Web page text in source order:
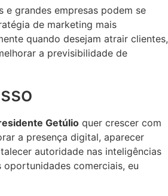
e grandes empresas podem se
de marketing mais
quando desejam atrair clientes,
a previsibilidade de
Getúlio quer crescer com
a presença digital, aparecer
autoridade nas inteligências
comerciais, eu